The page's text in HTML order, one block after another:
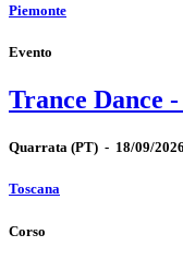
Piemonte
Evento
Trance Dance
Quarrata (PT) - 18/09/2026
Toscana
Corso